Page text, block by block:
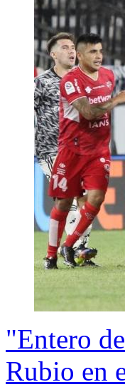
"Entero
Rubio en